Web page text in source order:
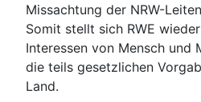
Missachtung der NRW-
Somit stellt sich RWE
Interessen von Mensch und
die teils gesetzlichen
Land.